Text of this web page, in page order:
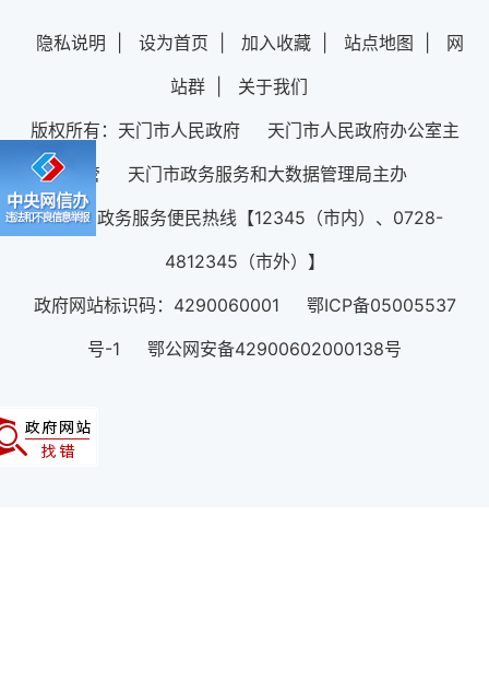
隐私说明 设为首页 加入收藏 站点地图
网
站群
关于我们
版权所有：天门市人民政府 天门市人民政府办公室主
管 天门市政务服务和大数据管理局主办
12345政务服务便民热线【12345（市内）、0728-
4812345（市外）】
政府网站标识码：4290060001 鄂ICP备05005537
号-1 鄂公网安备42900602000138号